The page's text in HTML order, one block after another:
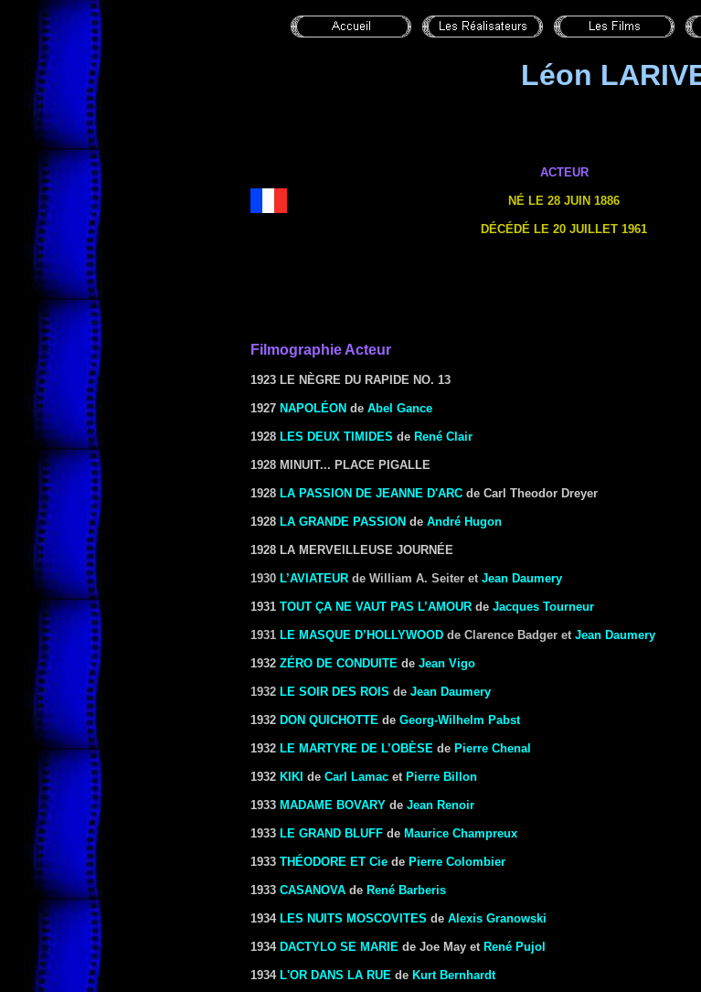
Léon
ACTEUR
NÉ LE 28 JUIN 1886
DÉCÉDÉ LE 20 JUILLET 1961
Filmographie Acteur
1923 LE NÈGRE DU RAPIDE NO. 13
1927 NAPOLÉON de Abel Gance
1928 LES DEUX TIMIDES de René Clair
1928 MINUIT... PLACE PIGALLE
1928 LA PASSION DE JEANNE D'ARC de Carl Theodor Dreyer
1928 LA GRANDE PASSION de André Hugon
1928 LA MERVEILLEUSE JOURNÉE
1930 L’AVIATEUR de William A. Seiter et Jean Daumery
1931 TOUT ÇA NE VAUT PAS L’AMOUR de Jacques Tourneur
1931 LE MASQUE D’HOLLYWOOD de Clarence Badger et Jean Daumery
1932 ZÉRO DE CONDUITE de Jean Vigo
1932 LE SOIR DES ROIS de Jean Daumery
1932 DON QUICHOTTE de Georg-Wilhelm Pabst
1932 LE MARTYRE DE L’OBÈSE de Pierre Chenal
1932 KIKI de Carl Lamac et Pierre Billon
1933 MADAME BOVARY de Jean Renoir
1933 LE GRAND BLUFF de Maurice Champreux
1933 THÉODORE ET Cie de Pierre Colombier
1933 CASANOVA de René Barberis
1934 LES NUITS MOSCOVITES de Alexis Granowski
1934 DACTYLO SE MARIE de Joe May et René Pujol
1934 L'OR DANS LA RUE de Kurt Bernhardt